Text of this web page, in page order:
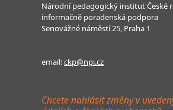
Národní pedagogický institut České
informačně poradenská podpora
Senovážné náměstí 25, Praha 1
email:ckp@npi.cz
Chcete nahlásit změny v